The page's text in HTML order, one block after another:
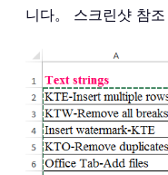
니다。 스크린샷 참조